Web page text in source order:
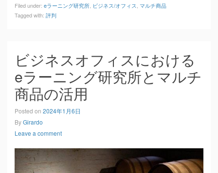
Filed under: eラーニング研究所 ビジネス/オフィス マルチ商品
Tagged with: 評判
ビジネスオフィスにおける
eラーニング研究所とマルチ
商品の活用
Posted on 2024年1月6日
ByGirardo
Leave a comment